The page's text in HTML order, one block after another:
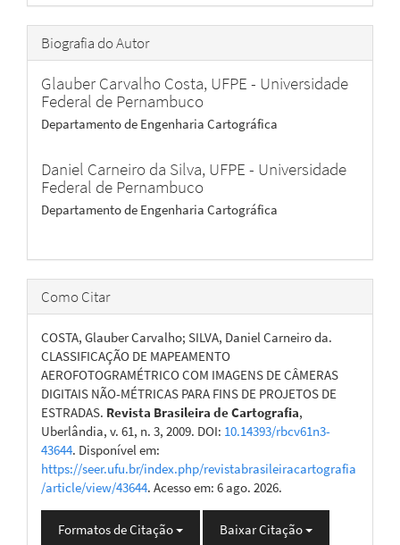
Biografia do Autor
Glauber Carvalho Costa, UFPE - Universidade
Federal de Pernambuco
Departamento de Engenharia Cartográfica
Daniel Carneiro da Silva, UFPE - Universidade
Federal de Pernambuco
Departamento de Engenharia Cartográfica
Como Citar
COSTA, Glauber Carvalho; SILVA, Daniel Carneiro da.
CLASSIFICAÇÃO DE MAPEAMENTO
AEROFOTOGRAMÉTRICO COM IMAGENS DE CÂMERAS
DIGITAIS NÃO-MÉTRICAS PARA FINS DE PROJETOS DE
ESTRADAS. Revista Brasileira de Cartografia,
Uberlândia, v. 61, n. 3, 2009. DOI: 10.14393/rbcv61n3-
43644. Disponível em:
https://seer.ufu.br/index.php/revistabrasileiracartografia
/article/view/43644. Acesso em: 6 ago. 2026.
Formatos de Citação Baixar Citação